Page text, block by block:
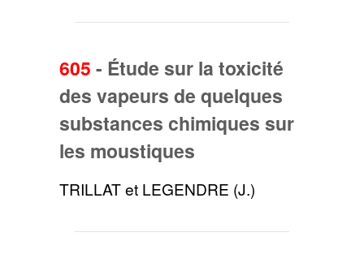
605 - Étude sur la toxicité
des vapeurs de quelques
substances chimiques sur
les moustiques
TRILLAT et LEGENDRE (J.)